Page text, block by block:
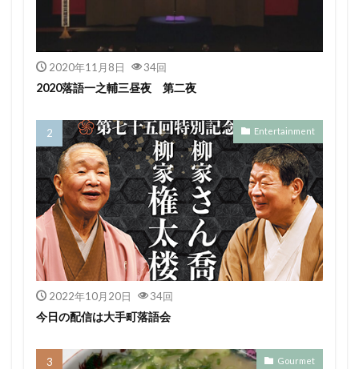
2020年11月8日 34回
2020落語一之輔三昼夜 第二夜
Entertainment
2022年10月20日 34回
今日の配信は大手町落語会
Gourmet